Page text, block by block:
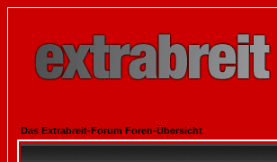
Das Extrabreit-Forum Foren-Übersicht